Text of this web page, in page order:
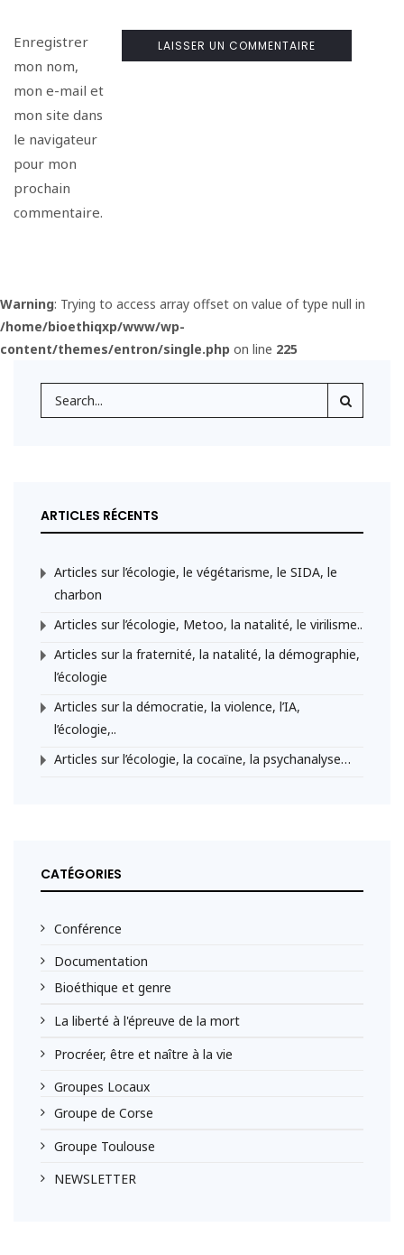
Enregistrer
mon nom,
mon e-mail et
mon site dans
le navigateur
pour mon
prochain
commentaire.
Warning: Trying to access array offset on value of type null in
/home/bioethiqxp/www/wp-
content/themes/entron/single.php on line 225
ARTICLES RÉCENTS
Articles sur l’écologie, le végétarisme, le SIDA, le
charbon
Articles sur l’écologie, Metoo, la natalité, le virilisme..
Articles sur la fraternité, la natalité, la démographie,
l’écologie
Articles sur la démocratie, la violence, l’IA,
l’écologie,..
Articles sur l’écologie, la cocaïne, la psychanalyse…
CATÉGORIES
Conférence
Documentation
Bioéthique et genre
La liberté à l'épreuve de la mort
Procréer, être et naître à la vie
Groupes Locaux
Groupe de Corse
Groupe Toulouse
NEWSLETTER